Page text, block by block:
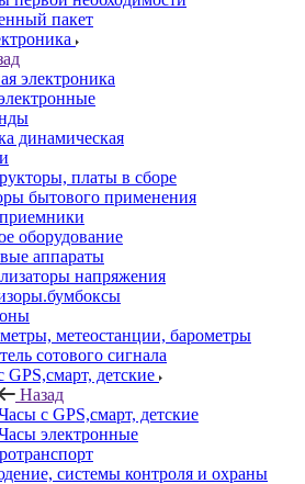
пакет
электроника
динамическая
платы в сборе
бытового применения
оборудование
аппараты
напряжения
метеостанции, барометры
сотового сигнала
GPS,смарт, детские
Назад
с GPS,смарт, детские
электронные
системы контроля и охраны